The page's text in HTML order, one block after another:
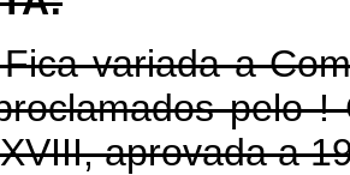
variada a
pelo
aprovada a